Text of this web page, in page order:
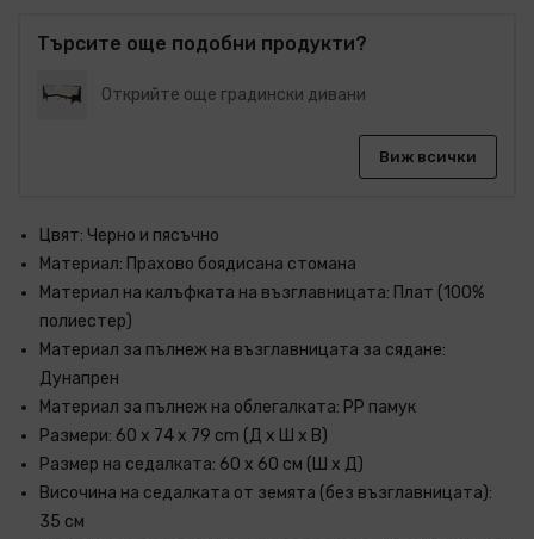
Търсите още подобни продукти?
Открийте още градински дивани
Виж всички
Цвят: Черно и пясъчно
Материал: Прахово боядисана стомана
Материал на калъфката на възглавницата: Плат (100%
полиестер)
Материал за пълнеж на възглавницата за сядане:
Дунапрен
Материал за пълнеж на облегалката: PP памук
Размери: 60 x 74 x 79 cm (Д x Ш x В)
Размер на седалката: 60 x 60 см (Ш x Д)
Височина на седалката от земята (без възглавницата):
35 см